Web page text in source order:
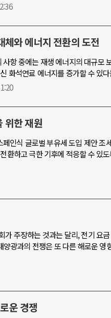
체와 에너지 전환의 도전
항 중에는 재생 에너지의 대규모
화석연료 에너지를 증가할 수 있
위한 재원
인식 글로벌 부유세 도입 제안
환하고 극한 기후에 적응할 수 있
주장하는 것과는 달리, 전기 요
광과의 전쟁은 또 다른 해로운
운 경쟁